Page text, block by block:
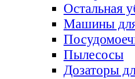
Остальная
Машины для
Пылесосы
Дозаторы